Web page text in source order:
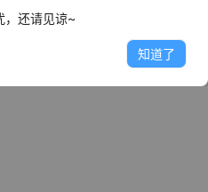
，还请见谅~
知道了